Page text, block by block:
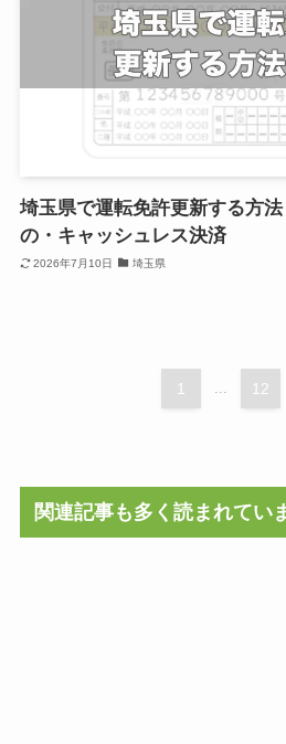
埼玉県で運転免許更新する方
の・キャッシュレス決済
2026年7月10日 埼玉県
1 ... 12
関連記事も多く読まれてい